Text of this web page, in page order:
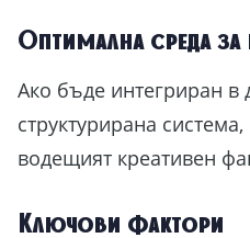
Оптимална среда за
Ако бъде интегриран в
структурирана
водещият креативен
Ключови фактори